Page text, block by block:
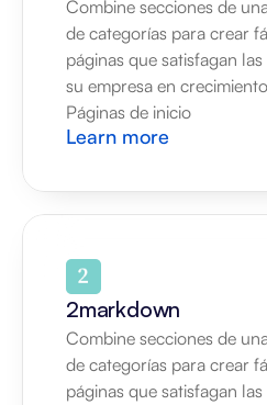
Combine secciones de
de categorías para crear
páginas que satisfagan
su empresa en
Páginas de inicio
Learn more
2markdown
Combine secciones de
de categorías para crear
páginas que satisfagan